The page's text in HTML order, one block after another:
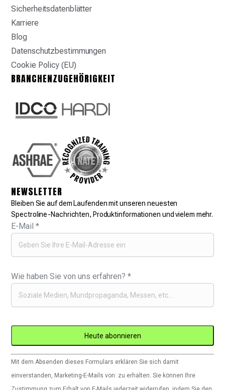
Sicherheitsdatenblätter
Karriere
Blog
Datenschutzbestimmungen
Cookie Policy (EU)
BRANCHENZUGEHÖRIGKEIT
NEWSLETTER
Bleiben Sie auf dem Laufenden mit unseren neuesten
Spectroline-Nachrichten, Produktinformationen und vielem mehr.
E-Mail*
Wie haben Sie von uns erfahren?*
Constant
Contact
verwenden.
Mit dem Absenden dieses Formulars erklären Sie sich damit
einverstanden, Marketing-E-Mails von: zu erhalten. Sie können Ihre